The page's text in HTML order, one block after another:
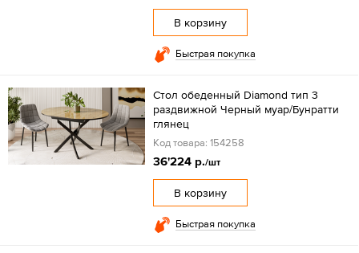
В корзину
Быстрая покупка
Стол обеденный Diamond тип 3
раздвижной Черный муар/Бунратти
глянец
Код товара: 154258
36'224 р./шт
В корзину
Быстрая покупка